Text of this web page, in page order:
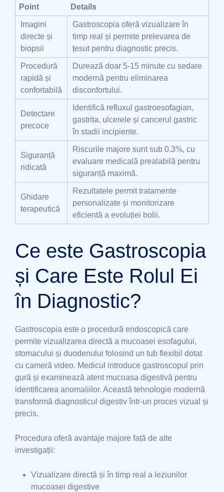
Point Details
Imagini
directe și
biopsii
Gastroscopia oferă vizualizare în
timp real și permite prelevarea de
țesut pentru diagnostic precis.
Procedură
rapidă și
confortabilă
Durează doar 5-15 minute cu sedare
modernă pentru eliminarea
disconfortului.
Detectare
precoce
Identifică refluxul gastroesofagian,
gastrita, ulcerele și cancerul gastric
în stadii incipiente.
Siguranță
ridicată
Riscurile majore sunt sub 0.3%, cu
evaluare medicală prealabilă pentru
siguranță maximă.
Ghidare
terapeutică
Rezultatele permit tratamente
personalizate și monitorizare
eficientă a evoluției bolii.
Ce este Gastroscopia
și Care Este Rolul Ei
în Diagnostic?
Gastroscopia este o procedură endoscopică care
permite vizualizarea directă a mucoasei esofagului,
stomacului și duodenului folosind un tub flexibil dotat
cu cameră video. Medicul introduce gastroscopul prin
gură și examinează atent mucoasa digestivă pentru
identificarea anomaliilor. Această tehnologie modernă
transformă diagnosticul digestiv într-un proces vizual și
precis.
Procedura oferă avantaje majore față de alte
investigații:
Vizualizare directă și în timp real a leziunilor
mucoasei digestive